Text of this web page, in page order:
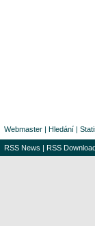
Webmaster | Hledání |
RSS News | RSS